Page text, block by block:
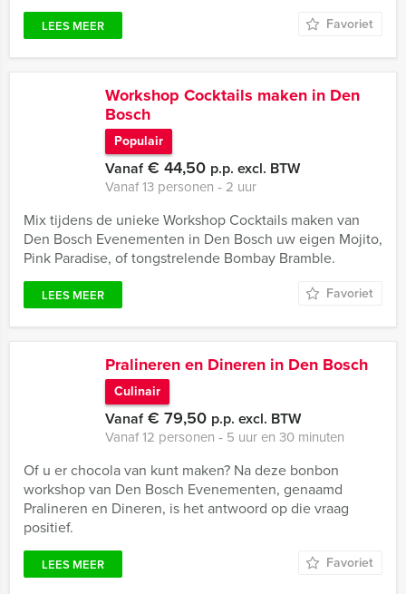
LEES MEER Favoriet
Workshop Cocktails maken in Den
Bosch
Populair
Vanaf€ 44,50 p.p. excl. BTW
Vanaf 13 personen ‐ 2 uur
Mix tijdens de unieke Workshop Cocktails maken van
Den Bosch Evenementen in Den Bosch uw eigen Mojito,
Pink Paradise, of tongstrelende Bombay Bramble.
LEES MEER Favoriet
Pralineren en Dineren in Den Bosch
Culinair
Vanaf€ 79,50 p.p. excl. BTW
Vanaf 12 personen ‐ 5 uur en 30 minuten
Of u er chocola van kunt maken? Na deze bonbon
workshop van Den Bosch Evenementen, genaamd
Pralineren en Dineren, is het antwoord op die vraag
positief.
LEES MEER Favoriet